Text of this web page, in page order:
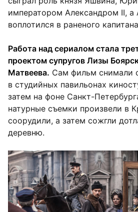
императором Александром II, а
воплотился в раненого
Работа над сериалом стала
проектом супругов Лизы
Матвеева. Сам фильм снимали
в студийных павильонах
затем на фоне Санкт-
натурные съемки произвели в
соорудили, а затем сожгли
деревню.